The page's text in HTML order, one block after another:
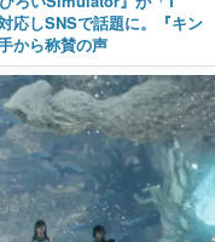
応しSNSで話題に。『キン
から称賛の声